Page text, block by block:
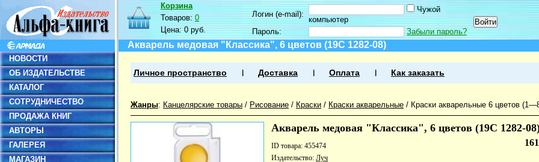
НОВОСТИ
ОБ ИЗДАТЕЛЬСТВЕ
КАТАЛОГ
СОТРУДНИЧЕСТВО
ПРОДАЖА КНИГ
АВТОРЫ
ГАЛЕРЕЯ
МАГАЗИН
Корзина
Товаров:0
Цена:0 руб.
Логин (e-mail):
Чужой
компьютер
Пароль:
Забыли пароль?
Акварель медовая "Классика", 6 цветов (19С 1282-08)
Личное пространство Доставка Оплата Как заказать
Жанры: Канцелярские товары / Рисование / Краски / Краски акварельные / Краски акварельные 6 цветов
Акварель медовая "Классика", 6 цветов (19С 1282-
ID товара: 455474
Издательство: Луч